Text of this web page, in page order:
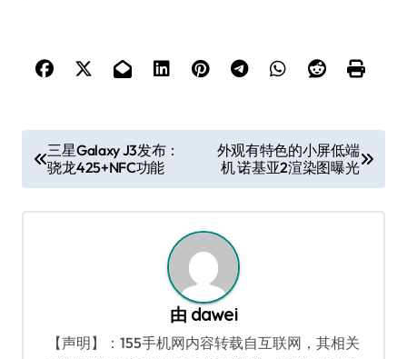
章
导
三星Galaxy J3发布：
骁龙425+NFC功能
外观有特色的小屏低端
机 诺基亚2渲染图曝光
由 dawei
【声明】：155手机网内容转载自互联网，其相关